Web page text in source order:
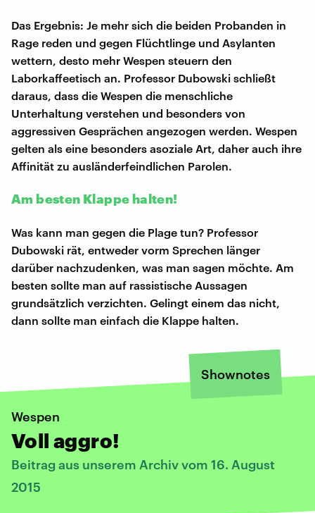
Das Ergebnis: Je mehr sich die beiden Probanden in
Rage reden und gegen Flüchtlinge und Asylanten
wettern, desto mehr Wespen steuern den
Laborkaffeetisch an. Professor Dubowski schließt
daraus, dass die Wespen die menschliche
Unterhaltung verstehen und besonders von
aggressiven Gesprächen angezogen werden. Wespen
gelten als eine besonders asoziale Art, daher auch ihre
Affinität zu ausländerfeindlichen Parolen.
Am besten Klappe halten!
Was kann man gegen die Plage tun? Professor
Dubowski rät, entweder vorm Sprechen länger
darüber nachzudenken, was man sagen möchte. Am
besten sollte man auf rassistische Aussagen
grundsätzlich verzichten. Gelingt einem das nicht,
dann sollte man einfach die Klappe halten.
Shownotes
Wespen
Voll aggro!
Beitrag aus unserem Archiv vom 16. August
2015